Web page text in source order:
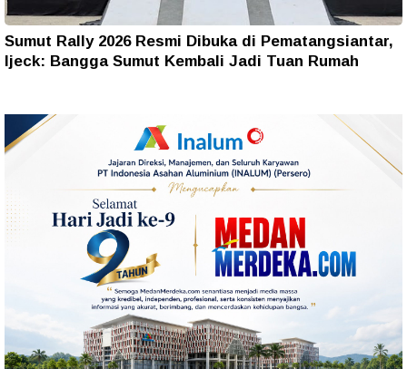
Sumut Rally 2026 Resmi Dibuka di Pematangsiantar,
Ijeck: Bangga Sumut Kembali Jadi Tuan Rumah